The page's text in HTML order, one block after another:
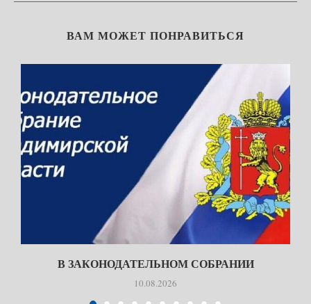
ВАМ МОЖЕТ ПОНРАВИТЬСЯ
В ЗАКОНОДАТЕЛЬНОМ СОБРАНИИ
10.08.2026